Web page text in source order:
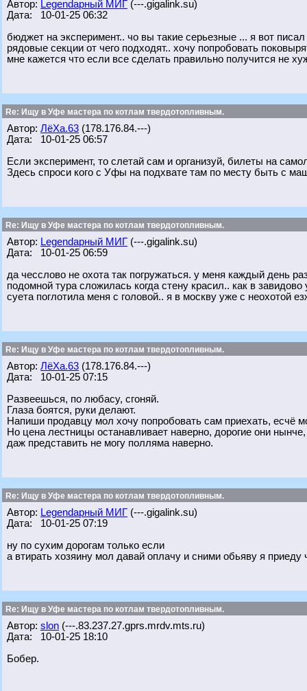
Автор: Legendарный МИГ (---.gigalink.su)
Дата: 10-01-25 06:32
бюджет на эксперимент.. чо вы такие серьезные ... я вот
рядовые секции от чего подходят.. хочу попробовать
мне кажется что если все сделать правильно получится не
Re: Ищу в Уфе мастера по котлам твердотопливным.
Автор: ЛёХа.63 (178.176.84.---)
Дата: 10-01-25 06:57
Если эксперимент, то слетай сам и организуй, билеты на
Здесь спроси кого с Уфы на подхвате там по месту быть с
Re: Ищу в Уфе мастера по котлам твердотопливным.
Автор: Legendарный МИГ (---.gigalink.su)
Дата: 10-01-25 06:59
да чесслово не охота так погружаться. у меня каждый день
подомной тура сложилась когда стену красил.. как в
суета поглотила меня с головой.. я в москву уже с неохотой
Re: Ищу в Уфе мастера по котлам твердотопливным.
Автор: ЛёХа.63 (178.176.84.---)
Дата: 10-01-25 07:15
Развеешься, по любасу, сгоняй.
Глаза боятся, руки делают.
Напиши продавцу мол хочу попробовать сам приехать, есчё
Но цена лестницы останавливает наверно, дорогие они
даж представить не могу полляма наверно.
Re: Ищу в Уфе мастера по котлам твердотопливным.
Автор: Legendарный МИГ (---.gigalink.su)
Дата: 10-01-25 07:19
ну по сухим дорогам только если
а втирать хозяину мол давай оплачу и сними обьяву я
Re: Ищу в Уфе мастера по котлам твердотопливным.
Автор: slon (---.83.237.27.gprs.mrdv.mts.ru)
Дата: 10-01-25 18:10
Бобер.